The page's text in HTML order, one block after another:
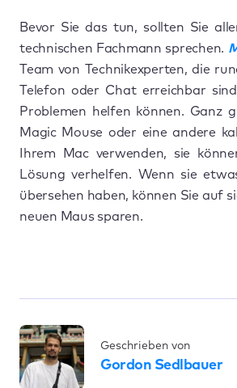
Bevor Sie das tun, sollten Sie
technischen Fachmann sprechen.
Team von Technikexperten, die
Telefon oder Chat erreichbar
Problemen helfen können. Ganz
Magic Mouse oder eine andere
Ihrem Mac verwenden, sie
Lösung verhelfen. Wenn sie
übersehen haben, können Sie auf
neuen Maus sparen.
Geschrieben von
Gordon Sedlbauer